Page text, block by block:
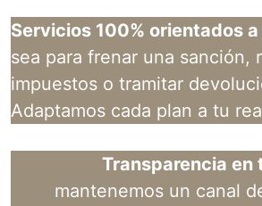
Servicios 100% orientados
sea para frenar una sanción,
impuestos o tramitar
Adaptamos cada plan a tu
Transparencia en
mantenemos un canal